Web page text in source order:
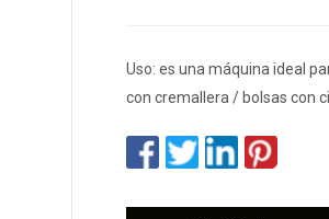
Uso: es una máquina ideal
con cremallera / bolsas con